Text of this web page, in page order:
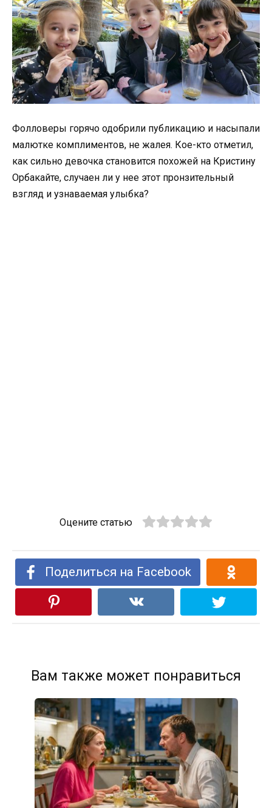
Фолловеры горячо одобрили публикацию и насыпали
малютке комплиментов, не жалея. Кое-кто отметил,
как сильно девочка становится похожей на Кристину
Орбакайте, случаен ли у нее этот пронзительный
взгляд и узнаваемая улыбка?
Оцените статью
Поделиться на Facebook
Вам также может понравиться